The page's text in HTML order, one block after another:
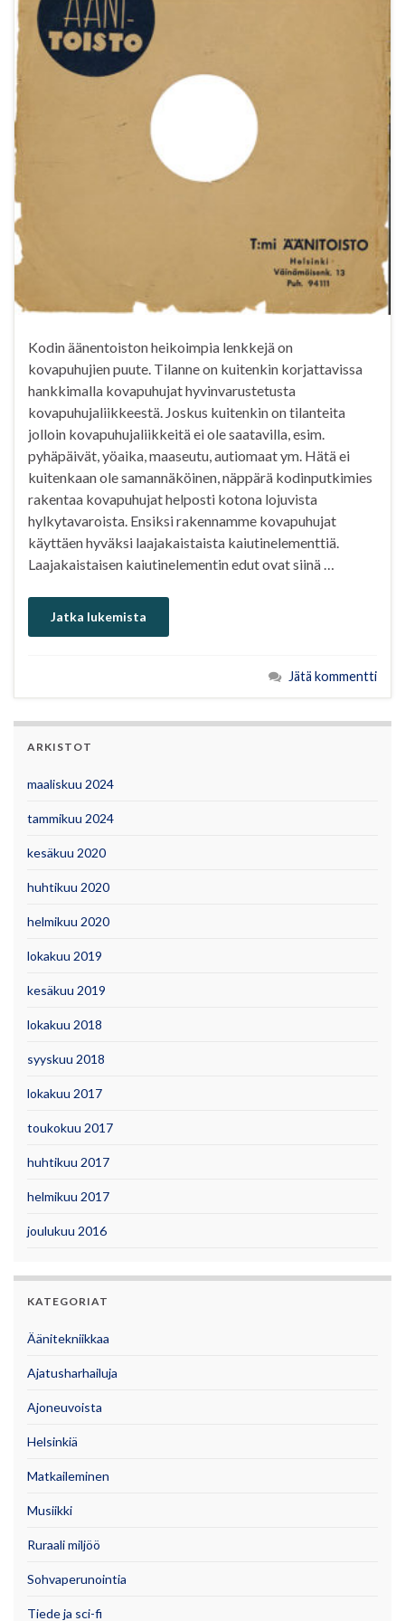
Kodin äänentoiston heikoimpia lenkkejä on
kovapuhujien puute. Tilanne on kuitenkin korjattavissa
hankkimalla kovapuhujat hyvinvarustetusta
kovapuhujaliikkeestä. Joskus kuitenkin on tilanteita
jolloin kovapuhujaliikkeitä ei ole saatavilla, esim.
pyhäpäivät, yöaika, maaseutu, autiomaat ym. Hätä ei
kuitenkaan ole samannäköinen, näppärä kodinputkimies
rakentaa kovapuhujat helposti kotona lojuvista
hylkytavaroista. Ensiksi rakennamme kovapuhujat
käyttäen hyväksi laajakaistaista kaiutinelementtiä.
Laajakaistaisen kaiutinelementin edut ovat siinä …
Jatka lukemista
Jätä kommentti
ARKISTOT
maaliskuu 2024
tammikuu 2024
kesäkuu 2020
huhtikuu 2020
helmikuu 2020
lokakuu 2019
kesäkuu 2019
lokakuu 2018
syyskuu 2018
lokakuu 2017
toukokuu 2017
huhtikuu 2017
helmikuu 2017
joulukuu 2016
KATEGORIAT
Äänitekniikkaa
Ajatusharhailuja
Ajoneuvoista
Helsinkiä
Matkaileminen
Musiikki
Ruraali miljöö
Sohvaperunointia
Tiede ja sci-fi